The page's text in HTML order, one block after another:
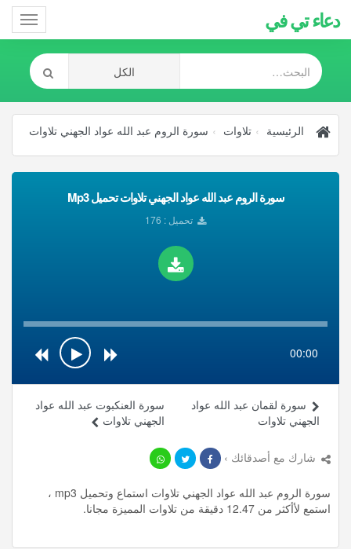
دعاء تي في
الرئيسية تلاوات سورة الروم عبد الله عواد الجهني تلاوات
سورة الروم عبد الله عواد الجهني تلاوات تحميل Mp3
تحميل : 176
00:00
سورة العنكبوت عبد الله عواد
الجهني تلاوات
سورة لقمان عبد الله عواد
الجهني تلاوات
شارك مع أصدقائك ›
سورة الروم عبد الله عواد الجهني تلاوات استماع وتحميل mp3 ،
استمع لأأكثر من 12.47 دقيقة من تلاوات المميزة مجانا.